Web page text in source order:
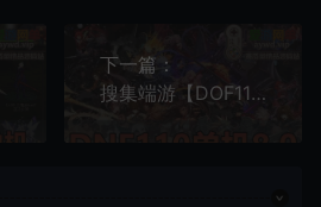
下一篇：
搜集端游【DOF110级单机版】神话8.0真女鬼剑龙之庭院机械七战神实验室龙之怒完美VM单机版视频教程